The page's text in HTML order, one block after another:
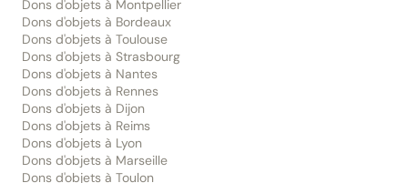
Dons d'objets à Montpellier
Dons d'objets à Bordeaux
Dons d'objets à Toulouse
Dons d'objets à Strasbourg
Dons d'objets à Nantes
Dons d'objets à Rennes
Dons d'objets à Dijon
Dons d'objets à Reims
Dons d'objets à Lyon
Dons d'objets à Marseille
Dons d'objets à Toulon